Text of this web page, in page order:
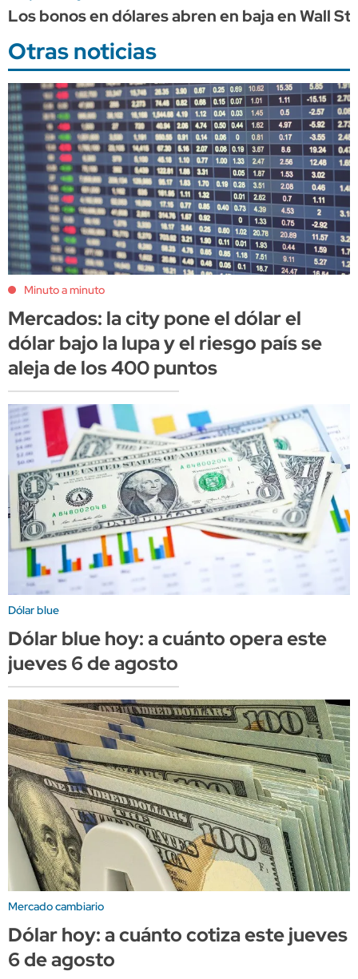
Los bonos en dólares abren en baja en Wall
Otras noticias
Minuto a minuto
Mercados: la city pone el dólar el
dólar bajo la lupa y el riesgo país se
aleja de los 400 puntos
Dólar blue
Dólar blue hoy: a cuánto opera este
jueves 6 de agosto
Mercado cambiario
Dólar hoy: a cuánto cotiza este jueves
6 de agosto